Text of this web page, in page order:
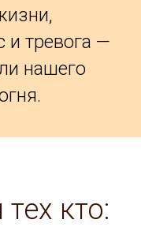
и тревога —
нашего
кто: